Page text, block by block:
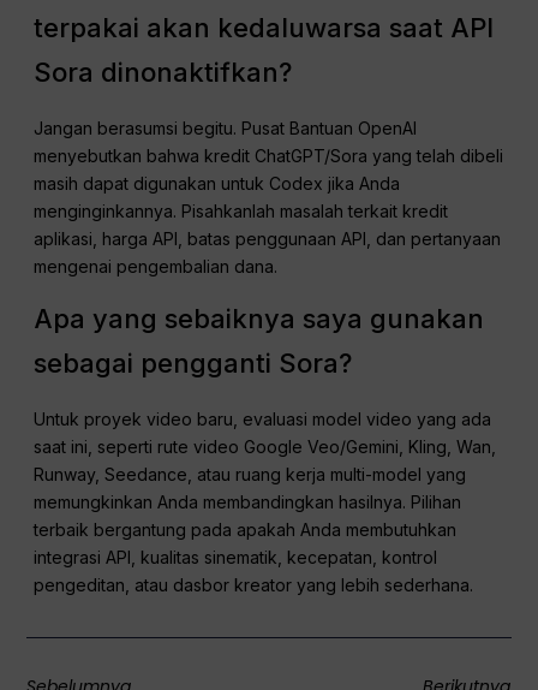
terpakai akan kedaluwarsa saat API
Sora dinonaktifkan?
Jangan berasumsi begitu. Pusat Bantuan OpenAI
menyebutkan bahwa kredit ChatGPT/Sora yang telah dibeli
masih dapat digunakan untuk Codex jika Anda
menginginkannya. Pisahkanlah masalah terkait kredit
aplikasi, harga API, batas penggunaan API, dan pertanyaan
mengenai pengembalian dana.
Apa yang sebaiknya saya gunakan
sebagai pengganti Sora?
Untuk proyek video baru, evaluasi model video yang ada
saat ini, seperti rute video Google Veo/Gemini, Kling, Wan,
Runway, Seedance, atau ruang kerja multi-model yang
memungkinkan Anda membandingkan hasilnya. Pilihan
terbaik bergantung pada apakah Anda membutuhkan
integrasi API, kualitas sinematik, kecepatan, kontrol
pengeditan, atau dasbor kreator yang lebih sederhana.